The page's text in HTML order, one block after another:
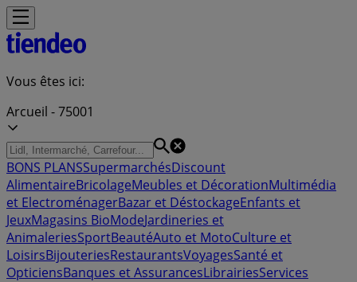
Vous êtes ici:
Arcueil - 75001
BONS PLANSSupermarchésDiscount
AlimentaireBricolageMeubles et DécorationMultimédia
et ElectroménagerBazar et DéstockageEnfants et
JeuxMagasins BioModeJardineries et
AnimaleriesSportBeautéAuto et MotoCulture et
LoisirsBijouteriesRestaurantsVoyagesSanté et
OpticiensBanques et AssurancesLibrairiesServices